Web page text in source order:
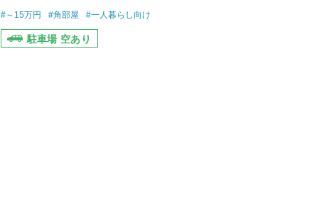
#～15万円 #角部屋 #一人暮らし向け
駐車場 空あり